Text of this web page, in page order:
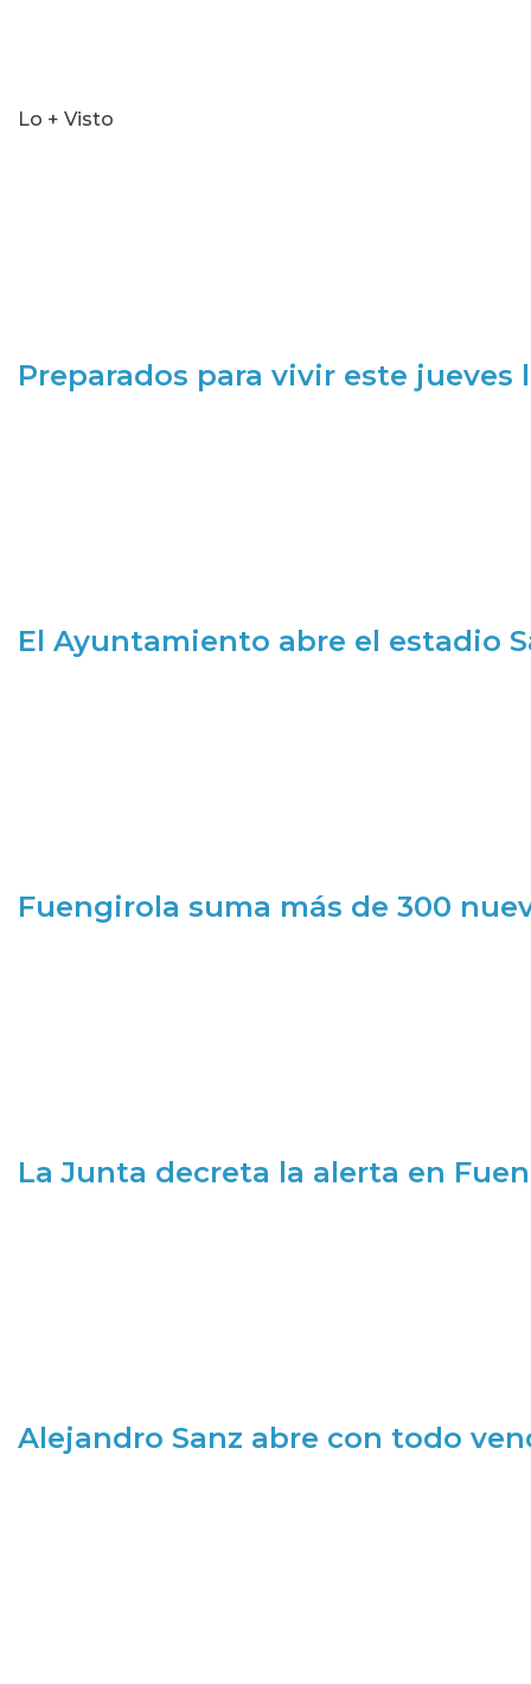
Lo + Visto
Preparados para vivir este jueves
El Ayuntamiento abre el estadio
Fuengirola suma más de 300
La Junta decreta la alerta en
Alejandro Sanz abre con todo